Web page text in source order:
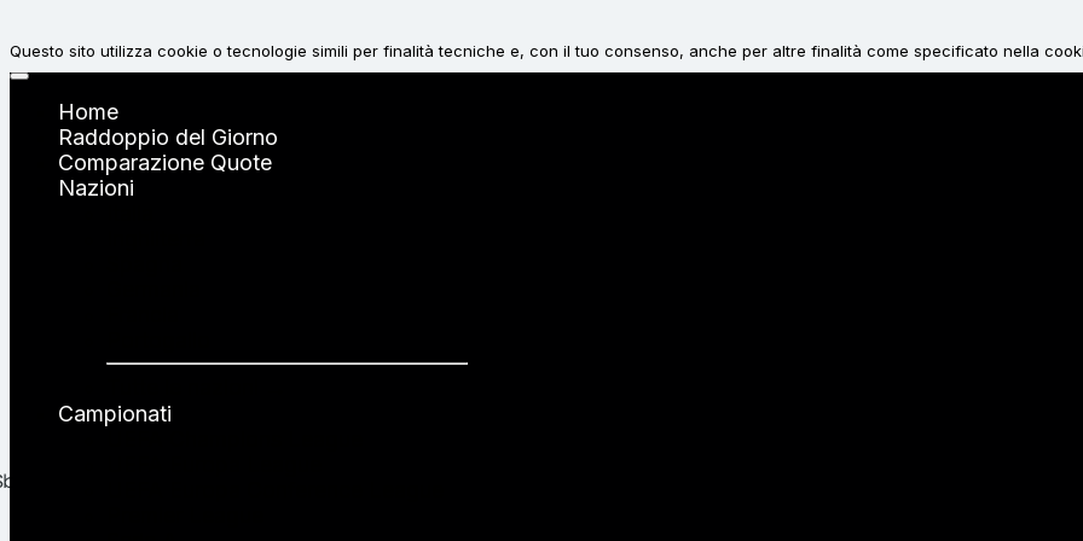
Questo sito utilizza cookie o tecnologie simili per finalità tecniche e, con il tuo consenso, anche per altre finalità come specificato nella
Rifiuta
Home
Raddoppio del Giorno
Comparazione Quote
Nazioni
Campionati